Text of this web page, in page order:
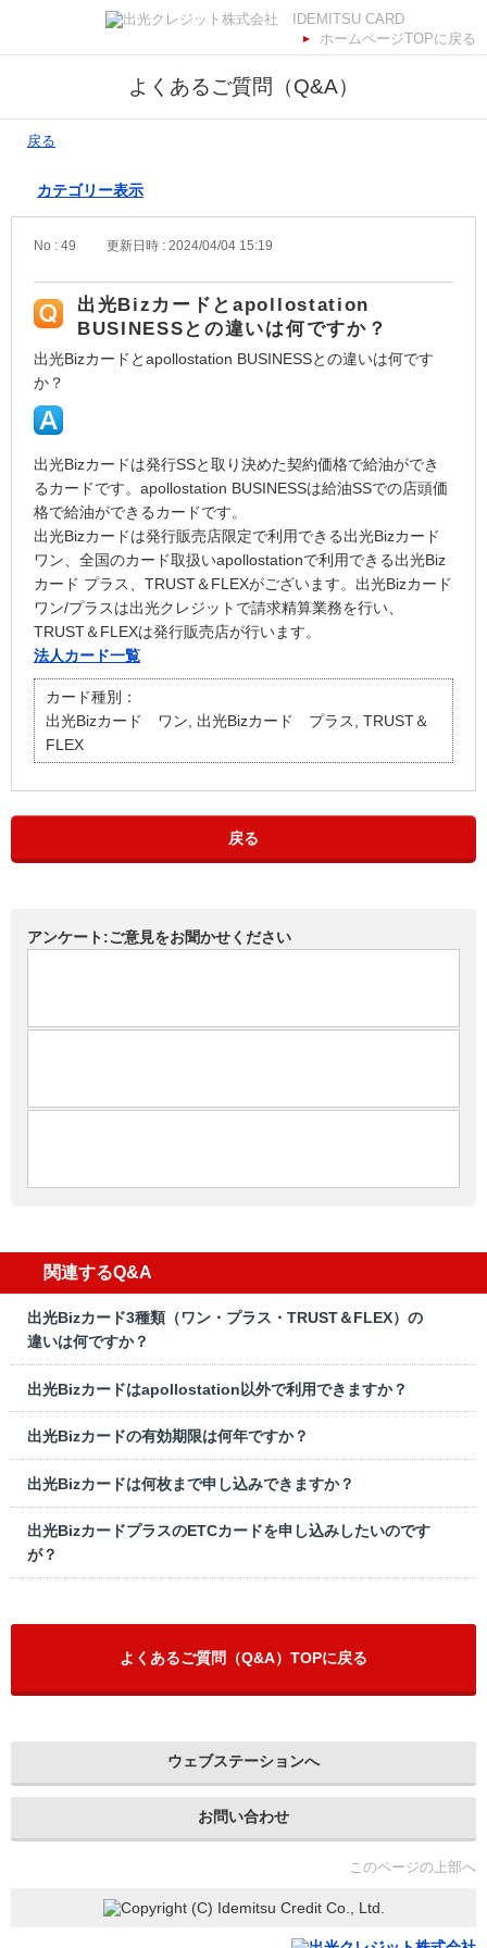
ホームページTOPに戻る
よくあるご質問（Q&A）
戻る
カテゴリー表示
No : 49 更新日時 : 2024/04/04 15:19
出光Bizカードとapollostation
BUSINESSとの違いは何ですか？
出光Bizカードとapollostation BUSINESSとの違いは何です
か？
出光Bizカードは発行SSと取り決めた契約価格で給油ができ
るカードです。apollostation BUSINESSは給油SSでの店頭価
格で給油ができるカードです。
出光Bizカードは発行販売店限定で利用できる出光Bizカード
ワン、全国のカード取扱いapollostationで利用できる出光Biz
カード プラス、TRUST＆FLEXがございます。出光Bizカード
ワン/プラスは出光クレジットで請求精算業務を行い、
TRUST＆FLEXは発行販売店が行います。
法人カード一覧
カード種別：
出光Bizカード ワン, 出光Bizカード プラス, TRUST＆
FLEX
戻る
アンケート:ご意見をお聞かせください
関連するQ&A
出光Bizカード3種類（ワン・プラス・TRUST＆FLEX）の
違いは何ですか？
出光Bizカードはapollostation以外で利用できますか？
出光Bizカードの有効期限は何年ですか？
出光Bizカードは何枚まで申し込みできますか？
出光BizカードプラスのETCカードを申し込みしたいのです
が？
よくあるご質問（Q&A）TOPに戻る
ウェブステーションへ
お問い合わせ
このページの上部へ